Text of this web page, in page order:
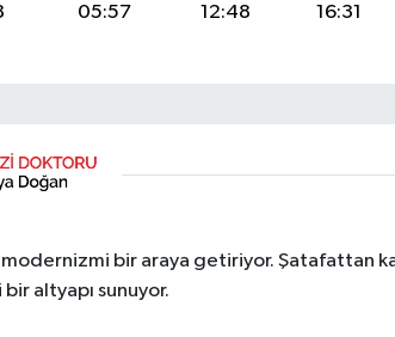
05:57 12:48 16:31
bir araya getiriyor. Şatafattan
altyapı sunuyor.